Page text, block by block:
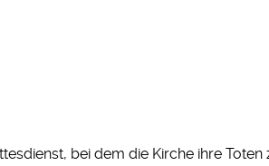
bei dem die Kirche ihre